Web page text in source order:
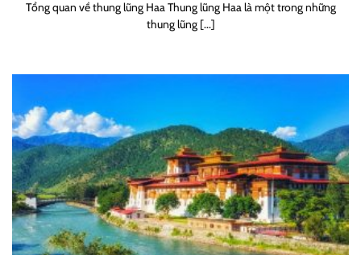
Tổng quan về thung lũng Haa Thung lũng Haa là một trong những
thung lũng [...]